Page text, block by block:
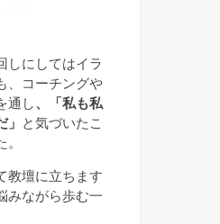
しにしてはイラ
、コーチングや
通し、「私も私
と気づいたこ
教壇に立ちます
みながら歩む一